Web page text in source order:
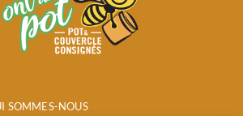
SOMMES-NOUS